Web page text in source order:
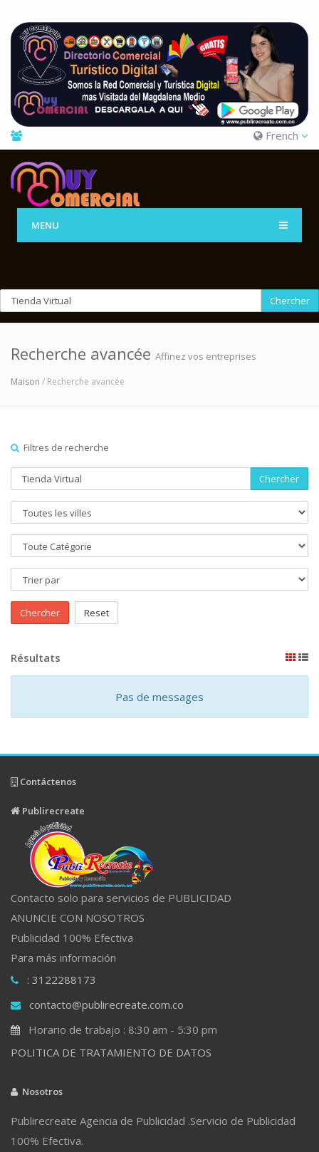
French
MENU
Chercher
Recherche avancée Affinez vos entreprises
Maison / Recherche avancée
Filtres de recherche
Chercher
Chercher Reset
Résultats
Pas de messages
Contáctenos
Publirecreate
Contacto solo para servicios de PUBLICIDAD
ANUNCIE CON NOSOTROS
Publicidad 100% Efectiva
Para más información
: 3122288173
contacto@publirecreate.com.co
Horario de trabajo : 8:30 am - 5:30 pm
POLITICA DE TRATAMIENTO DE DATOS
Nosotros
Publirecreate Agencia de Publicidad .Servicio de Publicidad
100% Efectiva.